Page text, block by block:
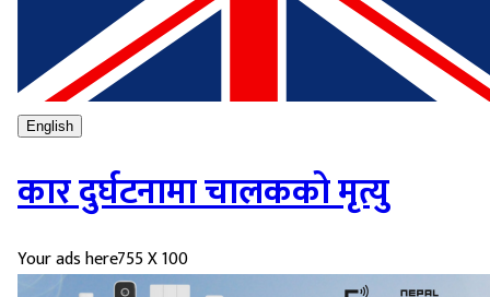
English
कार दुर्घटनामा चालकको मृत्यु
Your ads here755 X 100